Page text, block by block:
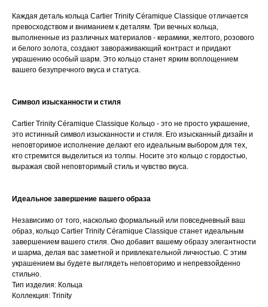
Каждая деталь кольца Cartier Trinity Céramique Classique отличается
превосходством и вниманием к деталям. Три вечных кольца,
выполненные из различных материалов - керамики, желтого, розового
и белого золота, создают завораживающий контраст и придают
украшению особый шарм. Это кольцо станет ярким воплощением
вашего безупречного вкуса и статуса.
Символ изысканности и стиля
Cartier Trinity Céramique Classique Кольцо - это не просто украшение,
это истинный символ изысканности и стиля. Его изысканный дизайн и
неповторимое исполнение делают его идеальным выбором для тех,
кто стремится выделиться из толпы. Носите это кольцо с гордостью,
выражая свой неповторимый стиль и чувство вкуса.
Идеальное завершение вашего образа
Независимо от того, насколько формальный или повседневный ваш
образ, кольцо Cartier Trinity Céramique Classique станет идеальным
завершением вашего стиля. Оно добавит вашему образу элегантности
и шарма, делая вас заметной и привлекательной личностью. С этим
украшением вы будете выглядеть неповторимо и непревзойденно
стильно.
Тип изделия: Кольца
Коллекция: Trinity